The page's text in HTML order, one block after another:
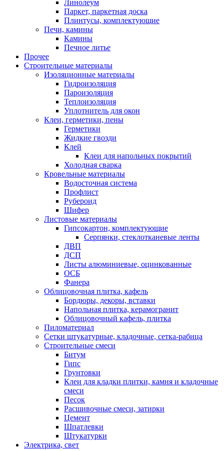
Линолеум
Паркет, паркетная доска
Плинтусы, комплектующие
Печи, камины
Камины
Печное литье
Прочее
Строительные материалы
Изоляционные материалы
Гидроизоляция
Пароизоляция
Теплоизоляция
Уплотнитель для окон
Клеи, герметики, пены
Герметики
Жидкие гвозди
Клей
Клеи для напольных покрытий
Холодная сварка
Кровельные материалы
Водосточная система
Профлист
Рубероид
Шифер
Листовые материалы
Гипсокартон, комплектующие
Серпянки, стеклотканевые ленты
ДВП
ДСП
Листы алюминиевые, оцинкованные
ОСБ
Фанера
Облицовочная плитка, кафель
Бордюры, декоры, вставки
Напольная плитка, керамогранит
Облицовочный кафель, плитка
Пиломатериал
Сетки штукатурные, кладочные, сетка-рабица
Строительные смеси
Битум
Гипс
Грунтовки
Клеи для кладки плитки, камня и кладочные
смеси
Песок
Расшивочные смеси, затирки
Цемент
Шпатлевки
Штукатурки
Электрика, свет